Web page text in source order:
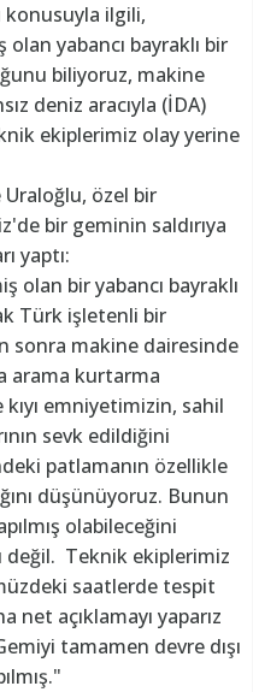
konusuyla ilgili,
yabancı bayraklı bir
biliyoruz, makine
deniz aracıyla (İDA)
ekiplerimiz olay yerine
Uraloğlu, özel bir
bir geminin saldırıya
yaptı:
olan bir yabancı bayraklı
Türk işletenli bir
sonra makine dairesinde
arama kurtarma
emniyetimizin, sahil
sevk edildiğini
patlamanın özellikle
düşünüyoruz. Bunun
olabileceğini
değil. Teknik ekiplerimiz
saatlerde tespit
net açıklamayı yaparız
tamamen devre dışı